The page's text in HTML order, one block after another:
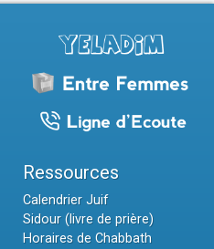
Ressources
Calendrier Juif
Sidour (livre de prière)
Horaires de Chabbath